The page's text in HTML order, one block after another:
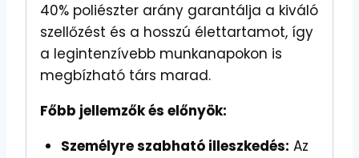
40% poliészter arány garantálja a kiváló
szellőzést és a hosszú élettartamot, így
a legintenzívebb munkanapokon is
megbízható társ marad.
Főbb jellemzők és előnyök:
Személyre szabható illeszkedés: Az